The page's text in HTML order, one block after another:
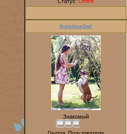
SunshineOwl
Знакомый